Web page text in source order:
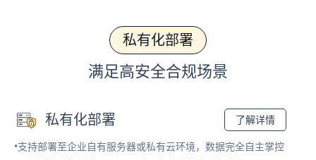
私有化部署
满足高安全合规场景
私有化部署 了解详情
•支持部署至企业自有服务器或私有云环境，数据完全自主掌控